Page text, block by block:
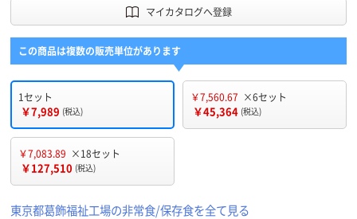
マイカタログへ登録
この商品は複数の販売単位があります
1セット
￥7,989 (税込)
￥7,560.67 ×6セット
￥45,364 (税込)
￥7,083.89 ×18セット
￥127,510 (税込)
東京都葛飾福祉工場の非常食/保存食を全て見る